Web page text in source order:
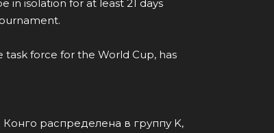
isolation for at least 21 days
task force for the World Cup, has
распределена в группу K,